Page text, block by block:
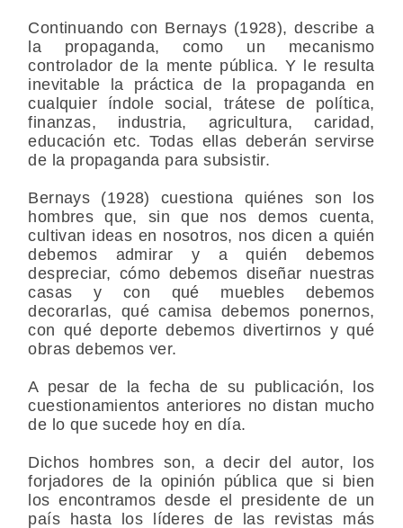
Continuando con Bernays (1928), describe a
la propaganda, como un mecanismo
controlador de la mente pública. Y le resulta
inevitable la práctica de la propaganda en
cualquier índole social, trátese de política,
finanzas, industria, agricultura, caridad,
educación etc. Todas ellas deberán servirse
de la propaganda para subsistir.
Bernays (1928) cuestiona quiénes son los
hombres que, sin que nos demos cuenta,
cultivan ideas en nosotros, nos dicen a quién
debemos admirar y a quién debemos
despreciar, cómo debemos diseñar nuestras
casas y con qué muebles debemos
decorarlas, qué camisa debemos ponernos,
con qué deporte debemos divertirnos y qué
obras debemos ver.
A pesar de la fecha de su publicación, los
cuestionamientos anteriores no distan mucho
de lo que sucede hoy en día.
Dichos hombres son, a decir del autor, los
forjadores de la opinión pública que si bien
los encontramos desde el presidente de un
país hasta los líderes de las revistas más